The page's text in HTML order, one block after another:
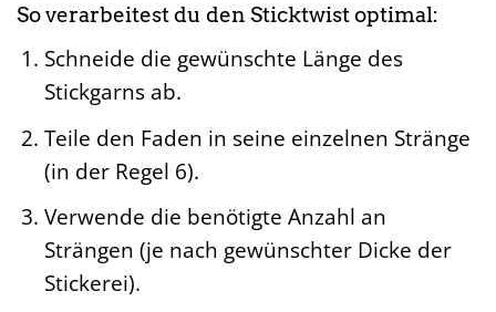
So verarbeitest du den Sticktwist optimal:
Schneide die gewünschte Länge des
Stickgarns ab.
Teile den Faden in seine einzelnen Stränge
(in der Regel 6).
Verwende die benötigte Anzahl an
Strängen (je nach gewünschter Dicke der
Stickerei).